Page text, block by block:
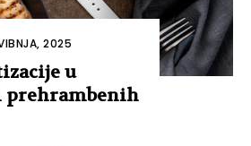
2025
u
prehrambenih